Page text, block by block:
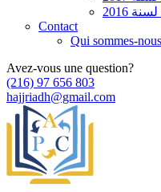
2016
Contact
Qui sommes-
Avez-vous une question?
(216) 97 656 803
hajjriadh@gmail.com